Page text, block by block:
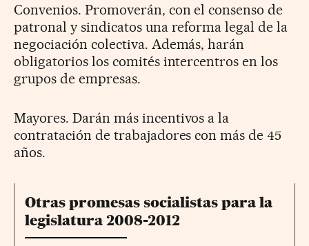
Convenios. Promoverán, con el consenso de
patronal y sindicatos una reforma legal de la
negociación colectiva. Además, harán
obligatorios los comités intercentros en los
grupos de empresas.
Mayores. Darán más incentivos a la
contratación de trabajadores con más de 45
años.
Otras promesas socialistas para la
legislatura 2008-2012